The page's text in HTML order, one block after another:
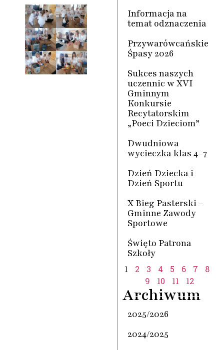
Informacja na
temat odznaczenia
Przywarówcańskie
Śpasy 2026
Sukces naszych
uczennic w XVI
Gminnym
Konkursie
Recytatorskim
„Poeci Dzieciom”
Dwudniowa
wycieczka klas 4–7
Dzień Dziecka i
Dzień Sportu
X Bieg Pasterski –
Gminne Zawody
Sportowe
Święto Patrona
Szkoły
1 2 3 4 5 6 7
8
9
10 11 12
Archiwum
2025/2026
2024/2025